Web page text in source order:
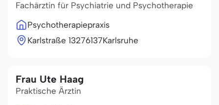
Fachärztin für Psychiatrie und Psychotherapie
Psychotherapiepraxis
Karlstraße 13276137Karlsruhe
Frau Ute Haag
Praktische Ärztin